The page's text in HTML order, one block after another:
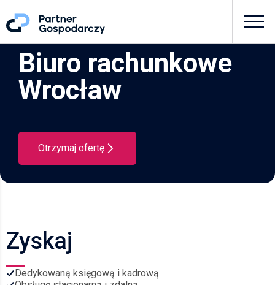
Biuro rachunkowe
Wrocław
Otrzymaj ofertę
Zyskaj
Dedykowaną księgową i kadrową